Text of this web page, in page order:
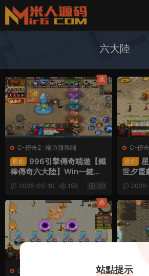
六大陸
C-傳奇2 · 端遊服務端
原創
996引擎傳奇端遊【鐵
棒傳奇六大陸】Win一鍵單
機服務端+PC客戶端+視頻
架設教程
2026-05-10 158 30
薦
C-傳
原創
世夕霞
n一鍵
+客戶
C-傳奇世界
薦
C-傳奇
站點提示